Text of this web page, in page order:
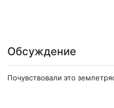
Обсуждение
Почувствовали это